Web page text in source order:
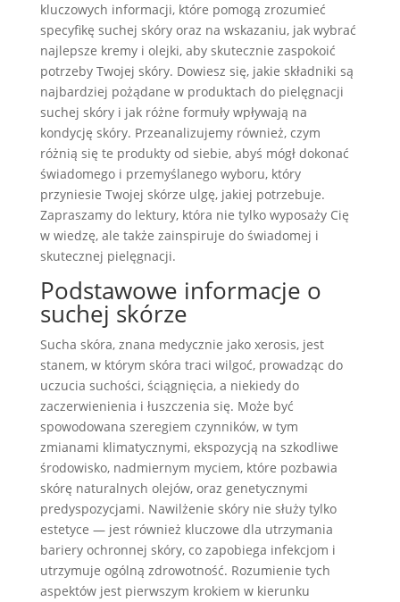
kluczowych informacji, które pomogą zrozumieć
specyfikę suchej skóry oraz na wskazaniu, jak wybrać
najlepsze kremy i olejki, aby skutecznie zaspokoić
potrzeby Twojej skóry. Dowiesz się, jakie składniki są
najbardziej pożądane w produktach do pielęgnacji
suchej skóry i jak różne formuły wpływają na
kondycję skóry. Przeanalizujemy również, czym
różnią się te produkty od siebie, abyś mógł dokonać
świadomego i przemyślanego wyboru, który
przyniesie Twojej skórze ulgę, jakiej potrzebuje.
Zapraszamy do lektury, która nie tylko wyposaży Cię
w wiedzę, ale także zainspiruje do świadomej i
skutecznej pielęgnacji.
Podstawowe informacje o
suchej skórze
Sucha skóra, znana medycznie jako xerosis, jest
stanem, w którym skóra traci wilgoć, prowadząc do
uczucia suchości, ściągnięcia, a niekiedy do
zaczerwienienia i łuszczenia się. Może być
spowodowana szeregiem czynników, w tym
zmianami klimatycznymi, ekspozycją na szkodliwe
środowisko, nadmiernym myciem, które pozbawia
skórę naturalnych olejów, oraz genetycznymi
predyspozycjami. Nawilżenie skóry nie służy tylko
estetyce — jest również kluczowe dla utrzymania
bariery ochronnej skóry, co zapobiega infekcjom i
utrzymuje ogólną zdrowotność. Rozumienie tych
aspektów jest pierwszym krokiem w kierunku